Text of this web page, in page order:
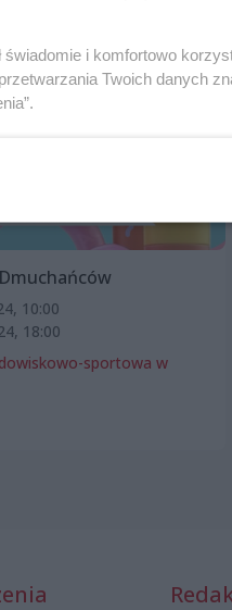
10:00
18:00
sportowa w
i komfortowo
Twoich danych